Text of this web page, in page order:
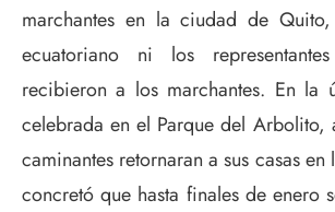
marchantes en la ciudad de
ecuatoriano ni los
recibieron a los marchantes. En la
celebrada en el Parque del Arbolito,
caminantes retornaran a sus casas
concretó que hasta finales de enero